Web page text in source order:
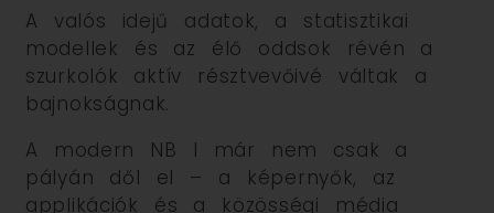
A valós idejű adatok, a statisztikai
modellek és az élő oddsok révén a
szurkolók aktív résztvevőivé váltak a
bajnokságnak.
A modern NB I már nem csak a
pályán dől el – a képernyők, az
applikációk és a közösségi média